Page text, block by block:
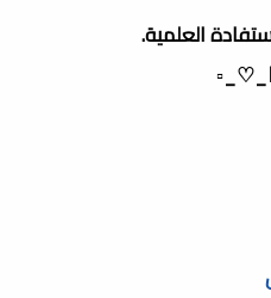
العلمية.